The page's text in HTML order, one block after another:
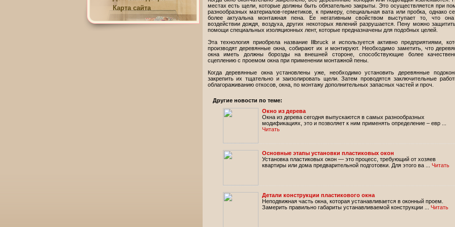
Карта сайта
местах есть щели, которые должны быть обязательно закрыты. Это осуществляется при
разнообразных материалов-герметиков, к примеру, специальная вата или пробка, однако
более актуальна монтажная пена. Ее негативным свойством выступает то, что
воздействии дождя, воздуха, других некоторых явлений разрушается. Пену можно
помощи специальных изоляционных лент, которые предназначены для подобных целей.
Эта технология приобрела название Illbruck и используется активно предприятиями,
производят деревянные окна, собирают их и монтируют. Необходимо заметить, что
окна иметь должны борозды на внешней стороне, способствующие более
сцеплению с проемом окна при применении монтажной пены.
Когда деревянные окна установлены уже, необходимо установить деревянные
закрепить их тщательно и заизолировать щели. Затем проводятся заключительные
облагораживанию откосов, окна, по монтажу дополнительных запасных частей и проч.
Другие новости по теме:
Окно из дерева
Окна из дерева сегодня выпускаются в самых разнообразных
модификациях, это и позволяет к ним применять определение – евр ...
Читать
Основные этапы установки пластиковых окон
Установка пластиковых окон — это процесс, требующий от хозяев
квартиры или дома предварительной подготовки. Для этого ва ... Читать
Детали конструкции пластикового окна
Неподвижная часть окна, которая устанавливается в оконный проем.
Замерить правильно габариты устанавливаемой конструкции ... Читать